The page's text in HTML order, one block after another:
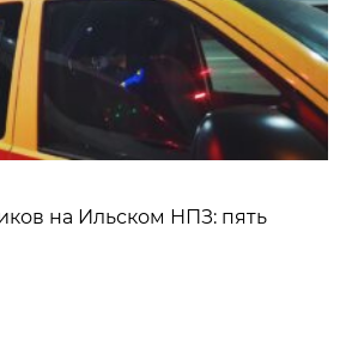
на Ильском НПЗ: пять